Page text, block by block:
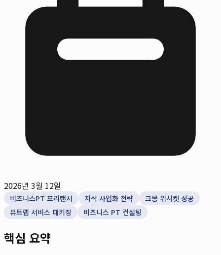
2026년 3월 12일
비즈니스PT 프리랜서 지식 사업화 전략
크몽 위시켓 성공
뷰트랩 서비스 패키징
비즈니스 PT 컨설팅
핵심 요약